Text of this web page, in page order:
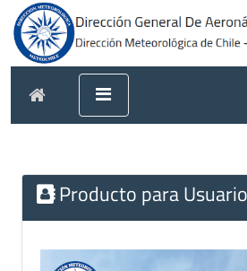
Producto para